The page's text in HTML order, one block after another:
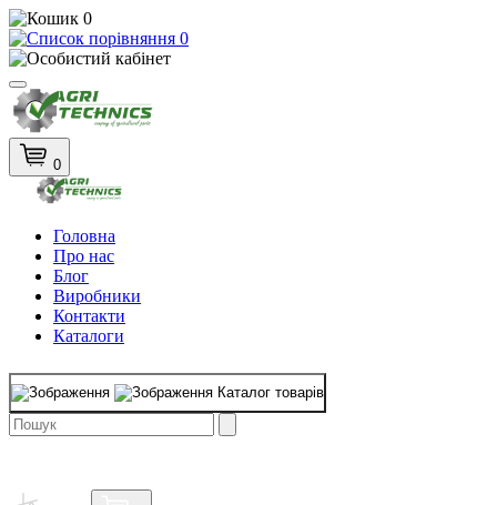
0
0
0
Головна
Про нас
Блог
Виробники
Контакти
Каталоги
Каталог товарів